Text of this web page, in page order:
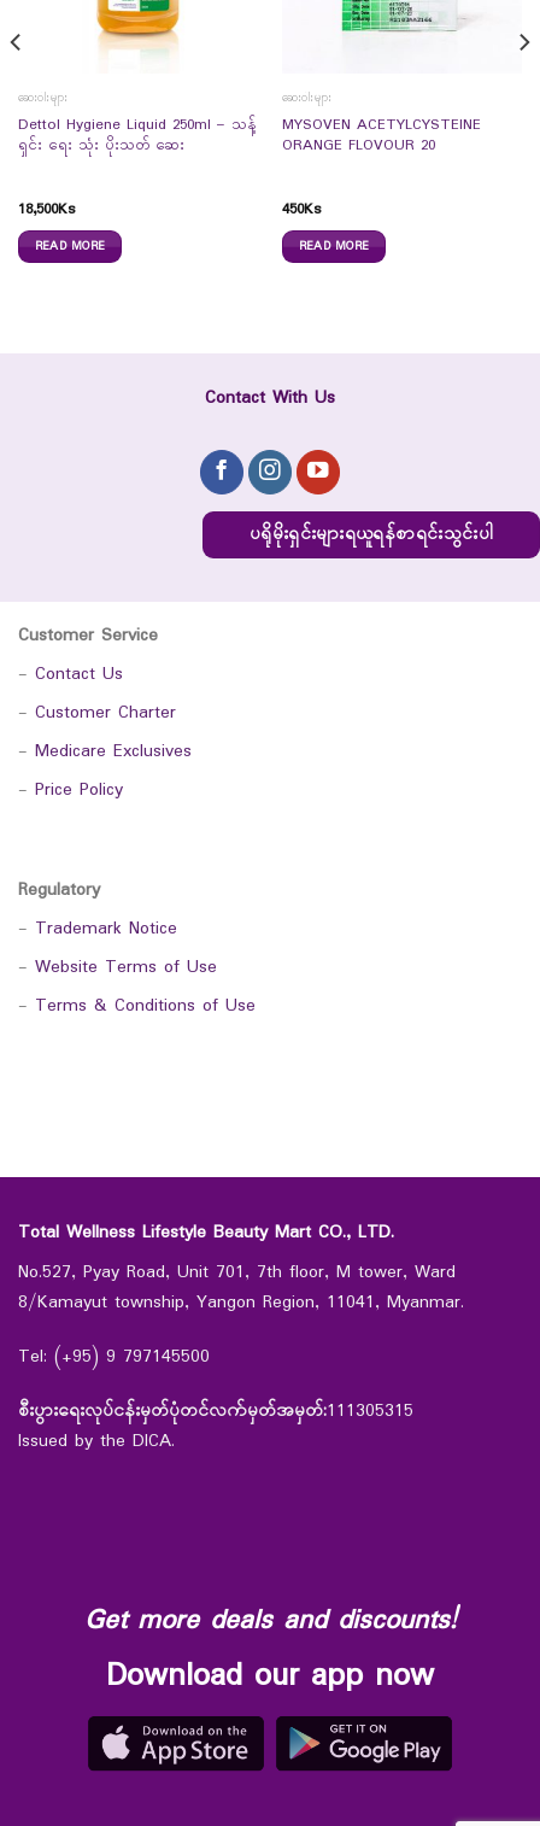
ဆေးဝါးများ
Dettol Hygiene Liquid 250ml – သန့်
ရှင်း ရေး သုံး ပိုးသတ် ဆေး
18,500Ks
READ MORE
ဆေးဝါးများ
MYSOVEN ACETYLCYSTEINE
ORANGE FLOVOUR 20
450Ks
READ MORE
Contact With Us
ပရိုမိုးရှင်းများရယူရန်စာရင်းသွင်းပါ
Customer Service
- Contact Us
- Customer Charter
- Medicare Exclusives
- Price Policy
Regulatory
- Trademark Notice
- Website Terms of Use
- Terms & Conditions of Use
Total Wellness Lifestyle Beauty Mart CO., LTD.
No.527, Pyay Road, Unit 701, 7th floor, M tower, Ward
8/Kamayut township, Yangon Region, 11041, Myanmar.
Tel: (+95) 9 797145500
စီးပွားရေးလုပ်ငန်းမှတ်ပုံတင်လက်မှတ်အမှတ်:111305315
Issued by the DICA.
Get more deals and discounts!
Download our app now